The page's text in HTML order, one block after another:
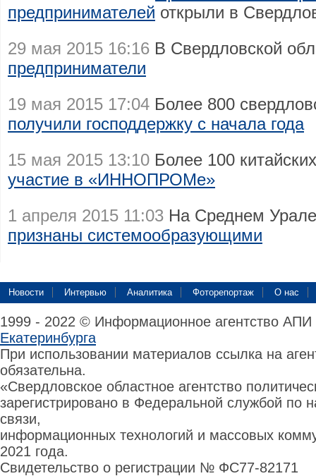
предпринимателей открыли в
29 мая 2015 16:16 В Свердловской
предприниматели
19 мая 2015 17:04 Более 800
получили господдержку с начала года
15 мая 2015 13:10 Более 100
участие в «ИННОПРОМе»
1 апреля 2015 11:03 На Среднем
признаны системообразующими
Новости Интервью Аналитика Фоторепортаж О нас
1999 - 2022 © Информационное агентство
Екатеринбурга
При использовании материалов ссылка на
обязательна.
«Свердловское областное агентство
зарегистрировано в Федеральной службой по
связи,
информационных технологий и массовых
2021 года.
Свидетельство о регистрации № ФС77-82171